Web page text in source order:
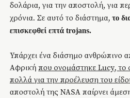
δολάρια, για την αποστολή, για
χρόνια. Σε αυτό το διάστημα, το
επισκεφθεί επτά trojans.
Υπάρχει ένα διάσημο ανθρώπινο
Αφρική που ονομάστηκε Lucy, το
πολλά για την προέλευση του
αποστολή της NASA παίρνει